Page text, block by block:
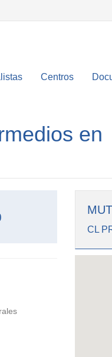
Centros
en
CL